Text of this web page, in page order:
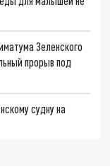
Зеленского
прорыв под
судну на